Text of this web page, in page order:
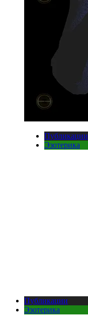
Публикации
Эзотерика
Публикации
Эзотерика